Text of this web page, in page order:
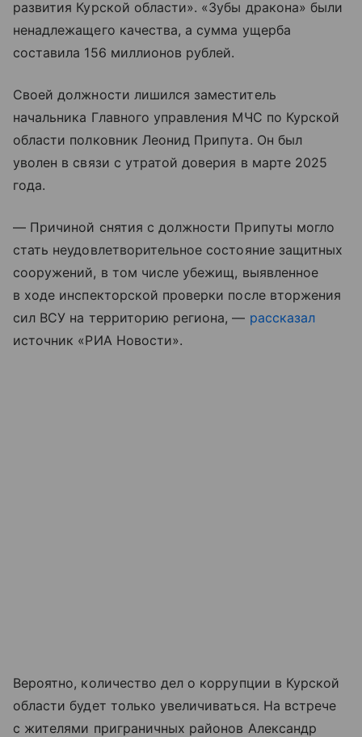
развития Курской области». «Зубы дракона» были
ненадлежащего качества, а сумма ущерба
составила 156 миллионов рублей.
Своей должности лишился заместитель
начальника Главного управления МЧС по Курской
области полковник Леонид Припута. Он был
уволен в связи с утратой доверия в марте 2025
года.
— Причиной снятия с должности Припуты могло
стать неудовлетворительное состояние защитных
сооружений, в том числе убежищ, выявленное
в ходе инспекторской проверки после вторжения
сил ВСУ на территорию региона, — рассказал
источник «РИА Новости».
Вероятно, количество дел о коррупции в Курской
области будет только увеличиваться. На встрече
с жителями приграничных районов Александр